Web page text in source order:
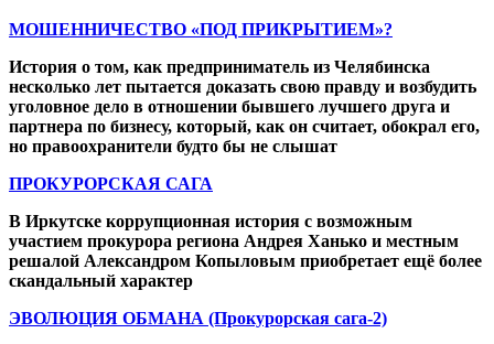
МОШЕННИЧЕСТВО «ПОД ПРИКРЫТИЕМ»?
История о том, как предприниматель из Челябинска
несколько лет пытается доказать свою правду и возбудить
уголовное дело в отношении бывшего лучшего друга и
партнера по бизнесу, который, как он считает, обокрал его,
но правоохранители будто бы не слышат
ПРОКУРОРСКАЯ САГА
В Иркутске коррупционная история с возможным
участием прокурора региона Андрея Ханько и местным
решалой Александром Копыловым приобретает ещё более
скандальный характер
ЭВОЛЮЦИЯ ОБМАНА (Прокурорская сага-2)